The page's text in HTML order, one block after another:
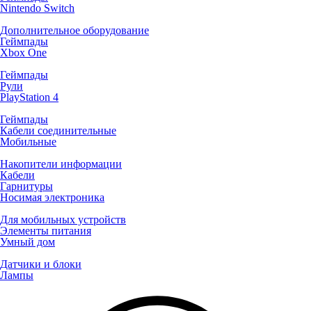
Nintendo Switch
Дополнительное оборудование
Геймпады
Xbox One
Геймпады
Рули
PlayStation 4
Геймпады
Кабели соединительные
Мобильные
Накопители информации
Кабели
Гарнитуры
Носимая электроника
Для мобильных устройств
Элементы питания
Умный дом
Датчики и блоки
Лампы